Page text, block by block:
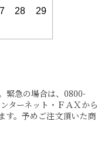
28
29
緊急の場合は、0800-
ターネット・ＦＡＸから
す。予めご注文頂いた商